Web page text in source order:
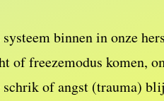
binnen in onze
of freezemodus komen,
schrik of angst (trauma)